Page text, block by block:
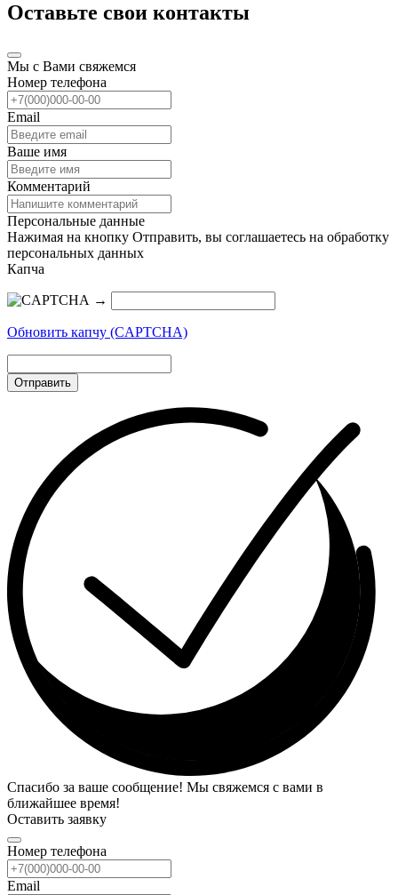
Оставьте свои контакты
Мы с Вами свяжемся
Номер телефона
Email
Ваше имя
Комментарий
Персональные данные
Нажимая на кнопку Отправить, вы соглашаетесь на обработку
персональных данных
Капча
→
Обновить капчу (CAPTCHA)
Отправить
Спасибо за ваше сообщение! Мы свяжемся с вами в
ближайшее время!
Оставить заявку
Номер телефона
Email